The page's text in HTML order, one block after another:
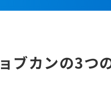
ブカンの3つ